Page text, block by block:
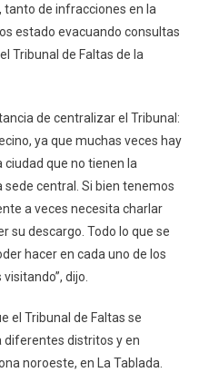
de infracciones en la
estado evacuando consultas
Tribunal de Faltas de la
de centralizar el Tribunal:
ya que muchas veces hay
que no tienen la
central. Si bien tenemos
a veces necesita charlar
su descargo. Todo lo que se
hacer en cada uno de los
dijo.
el Tribunal de Faltas se
diferentes distritos y en
noroeste, en La Tablada.